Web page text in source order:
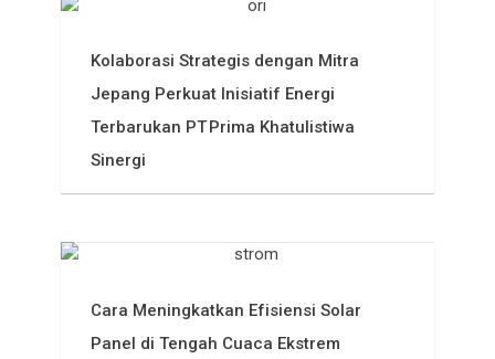
Kolaborasi Strategis dengan Mitra
Jepang Perkuat Inisiatif Energi
Terbarukan PT Prima Khatulistiwa
Sinergi
Cara Meningkatkan Efisiensi Solar
Panel di Tengah Cuaca Ekstrem